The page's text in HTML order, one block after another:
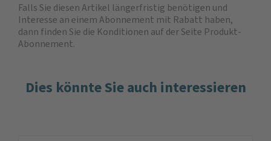
Falls Sie diesen Artikel längerfristig benötigen und
Interesse an einem Abonnement mit Rabatt haben,
dann finden Sie die Konditionen auf der Seite Produkt-
Abonnement.
Dies könnte Sie auch interessieren